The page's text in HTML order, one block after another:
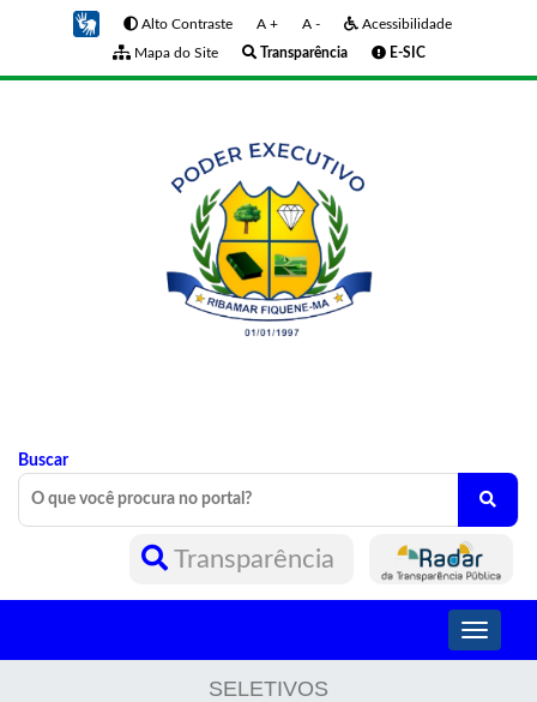
Alto Contraste A + A -
Acessibilidade
Mapa do Site
Transparência E-SIC
Buscar
Transparência
Toggle
SELETIVOS